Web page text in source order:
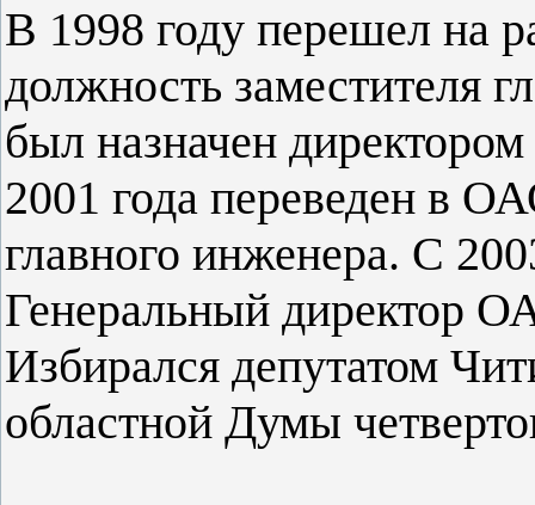
В 1998 году перешел на
должность заместителя
был назначен
2001 года переведен в
главного инженера. C
Генеральный директор
Избирался депутатом
областной Думы